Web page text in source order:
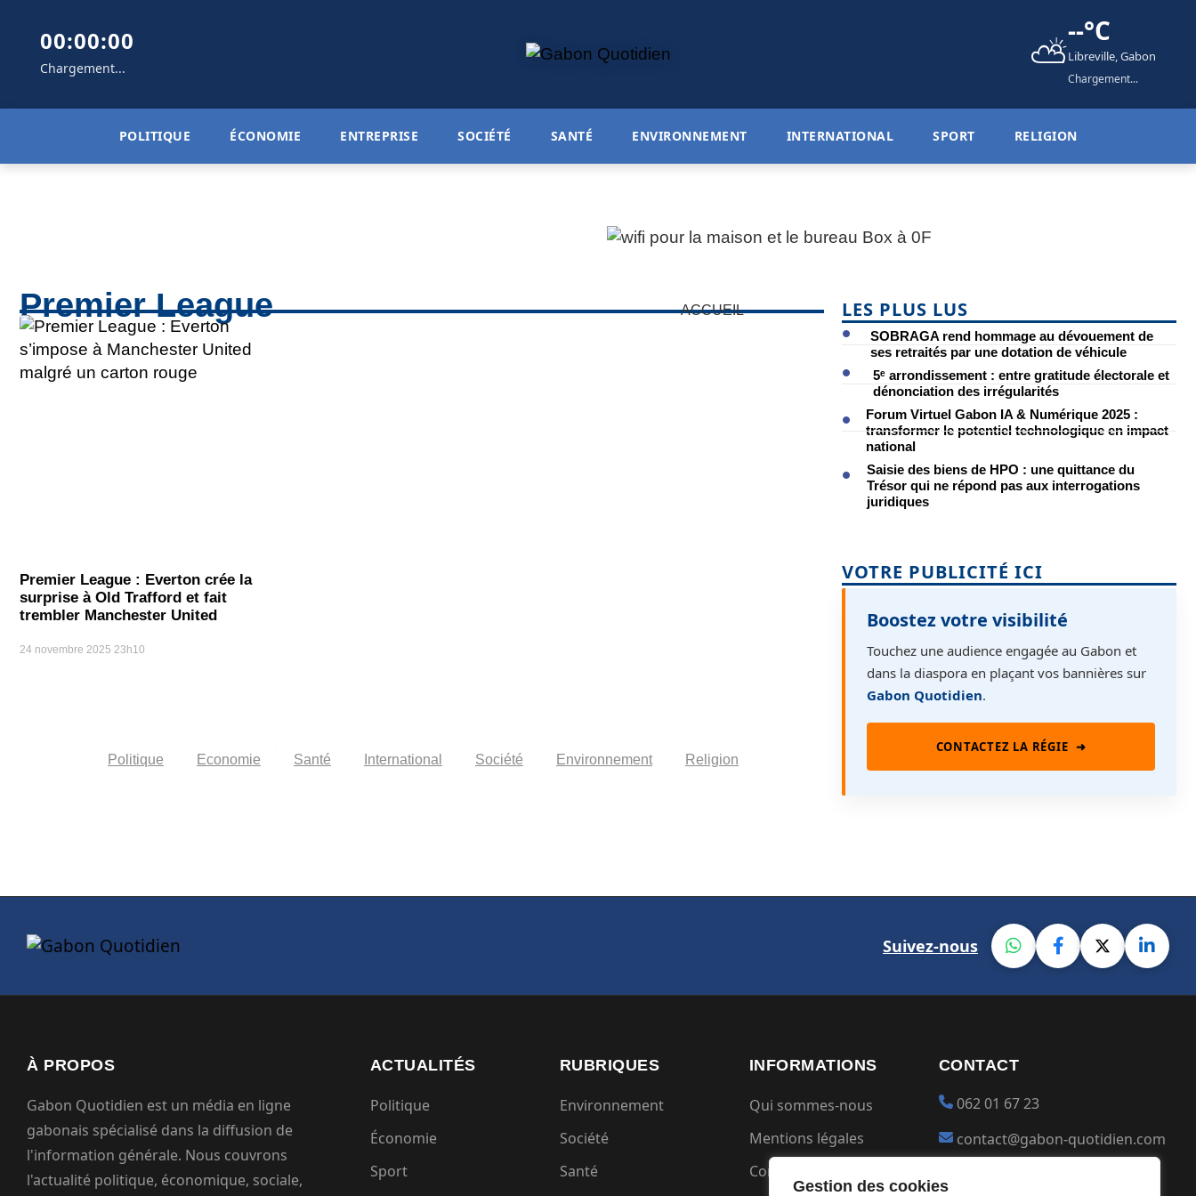
Gestion des cookies
00:00:00
Chargement... ⛅--°C
Libreville, Gabon
Chargement...
POLITIQUE ÉCONOMIE ENTREPRISE SOCIÉTÉ SANTÉ ENVIRONNEMENT INTERNATIONAL SPORT RELIGION
ACCUEIL
Premier League
Premier League : Everton crée la
surprise à Old Trafford et fait
trembler Manchester United
24 novembre 2025 23h10
Politique Economie Santé International Société Environnement Religion
LES PLUS LUS
SOBRAGA rend hommage au dévouement de
ses retraités par une dotation de véhicule
5ᵉ arrondissement : entre gratitude électorale et
dénonciation des irrégularités
Forum Virtuel Gabon IA & Numérique 2025 :
transformer le potentiel technologique en impact
national
Saisie des biens de HPO : une quittance du
Trésor qui ne répond pas aux interrogations
juridiques
VOTRE PUBLICITÉ ICI
Boostez votre visibilité
Touchez une audience engagée au Gabon et
dans la diaspora en plaçant vos bannières sur
Gabon Quotidien.
CONTACTEZ LA RÉGIE ➜
Suivez-nous
À PROPOS
Gabon Quotidien est un média en ligne
gabonais spécialisé dans la diffusion de
l'information générale. Nous couvrons
l'actualité politique, économique, sociale,
ACTUALITÉS
Politique
Économie
Sport
RUBRIQUES
Environnement
Société
Santé
INFORMATIONS
Qui sommes-nous
Mentions légales
Conditions générales
CONTACT
062 01 67 23
contact@gabon-quotidien.com